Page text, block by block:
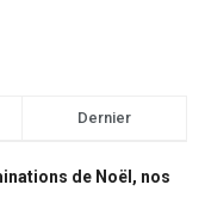
Dernier
de Noël, nos